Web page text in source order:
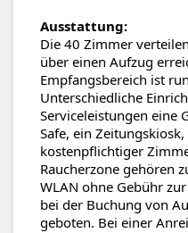
Ausstattung:
Die 40 Zimmer
über einen Aufzug
Empfangsbereich ist
Unterschiedliche
Serviceleistungen eine
Safe, ein
kostenpflichtiger
Raucherzone gehören
WLAN ohne Gebühr
bei der Buchung von
geboten. Bei einer